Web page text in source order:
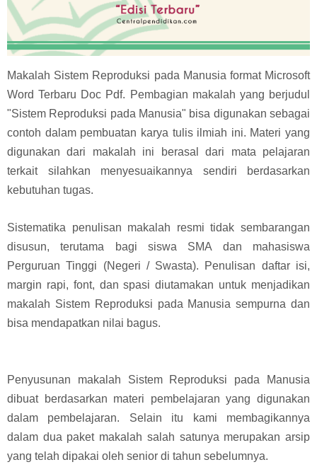
Makalah Sistem Reproduksi pada Manusia format Microsoft
Word Terbaru Doc Pdf. Pembagian makalah yang berjudul
"Sistem Reproduksi pada Manusia" bisa digunakan sebagai
contoh dalam pembuatan karya tulis ilmiah ini. Materi yang
digunakan dari makalah ini berasal dari mata pelajaran
terkait silahkan menyesuaikannya sendiri berdasarkan
kebutuhan tugas.
Sistematika penulisan makalah resmi tidak sembarangan
disusun, terutama bagi siswa SMA dan mahasiswa
Perguruan Tinggi (Negeri / Swasta). Penulisan daftar isi,
margin rapi, font, dan spasi diutamakan untuk menjadikan
makalah Sistem Reproduksi pada Manusia sempurna dan
bisa mendapatkan nilai bagus.
Penyusunan makalah Sistem Reproduksi pada Manusia
dibuat berdasarkan materi pembelajaran yang digunakan
dalam pembelajaran. Selain itu kami membagikannya
dalam dua paket makalah salah satunya merupakan arsip
yang telah dipakai oleh senior di tahun sebelumnya.